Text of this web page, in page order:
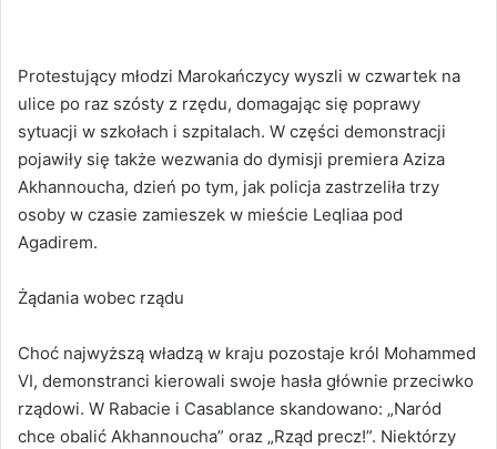
Protestujący młodzi Marokańczycy wyszli w czwartek na
ulice po raz szósty z rzędu, domagając się poprawy
sytuacji w szkołach i szpitalach. W części demonstracji
pojawiły się także wezwania do dymisji premiera Aziza
Akhannoucha, dzień po tym, jak policja zastrzeliła trzy
osoby w czasie zamieszek w mieście Leqliaa pod
Agadirem.
Żądania wobec rządu
Choć najwyższą władzą w kraju pozostaje król Mohammed
VI, demonstranci kierowali swoje hasła głównie przeciwko
rządowi. W Rabacie i Casablance skandowano: „Naród
chce obalić Akhannoucha” oraz „Rząd precz!”. Niektórzy